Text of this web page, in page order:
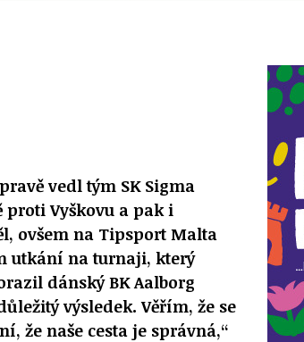
vedl tým SK Sigma
proti Vyškovu a pak i
ovšem na Tipsport Malta
utkání na turnaji, který
dánský BK Aalborg
výsledek. Věřím, že se
že naše cesta je správná,“